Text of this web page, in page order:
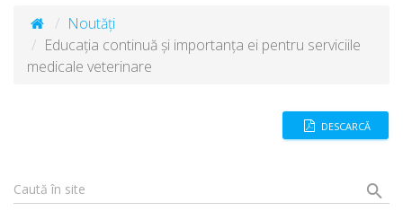
Noutăți
Educația continuă și importanța ei pentru serviciile
medicale veterinare
DESCARCĂ
Caută în site